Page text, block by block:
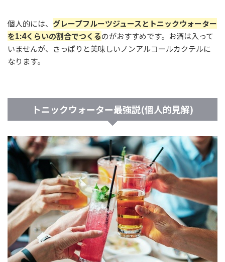
個人的には、 グレープフルーツジュースとトニックウォーター
を1:4くらいの割合でつくるのがおすすめです。お酒は入って
いませんが、さっぱりと美味しいノンアルコールカクテルに
なります。
トニックウォーター最強説(個人的見解)